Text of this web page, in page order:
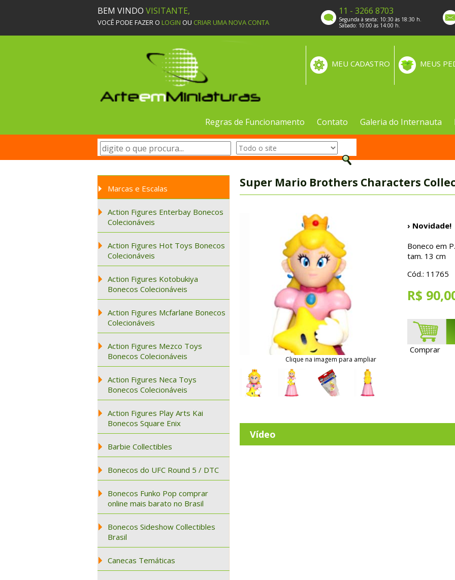
BEM VINDO VISITANTE,
VOCÊ PODE FAZER O LOGIN OU CRIAR UMA NOVA CONTA
11 - 3266 8703
Segunda à sexta: 10:30 às 18:30 h.
Sábado: 10:00 às 14:00 h.
MEUS
MEU CADASTRO
Regras de Funcionamento Contato Galeria do Internauta
Marcas e Escalas
Action Figures Enterbay Bonecos
Colecionáveis
Action Figures Hot Toys Bonecos
Colecionáveis
Action Figures Kotobukiya
Bonecos Colecionáveis
Action Figures Mcfarlane Bonecos
Colecionáveis
Action Figures Mezco Toys
Bonecos Colecionáveis
Action Figures Neca Toys
Bonecos Colecionáveis
Action Figures Play Arts Kai
Bonecos Square Enix
Barbie Collectibles
Bonecos do UFC Round 5 / DTC
Bonecos Funko Pop comprar
online mais barato no Brasil
Bonecos Sideshow Collectibles
Brasil
Canecas Temáticas
Super Mario Brothers Characters
Clique na imagem para ampliar
› Novidade!
Boneco em
tam. 13 cm
Cód.: 11765
R$
Comprar
Vídeo